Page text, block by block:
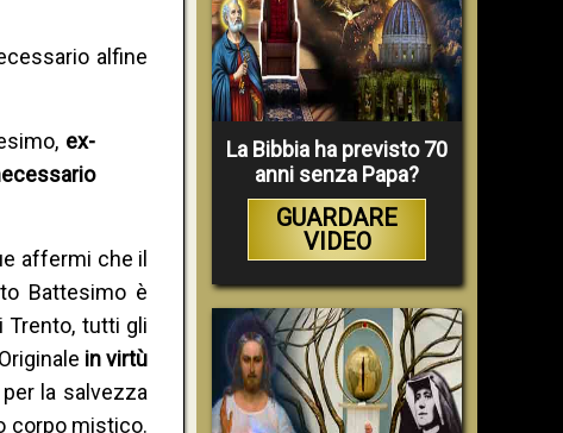
alfine
ex-
affermi che il
Battesimo è
Trento, tutti gli
in virtù
la salvezza
corpo mistico.
La Bibbia ha previsto 70
anni senza Papa?
GUARDARE
VIDEO